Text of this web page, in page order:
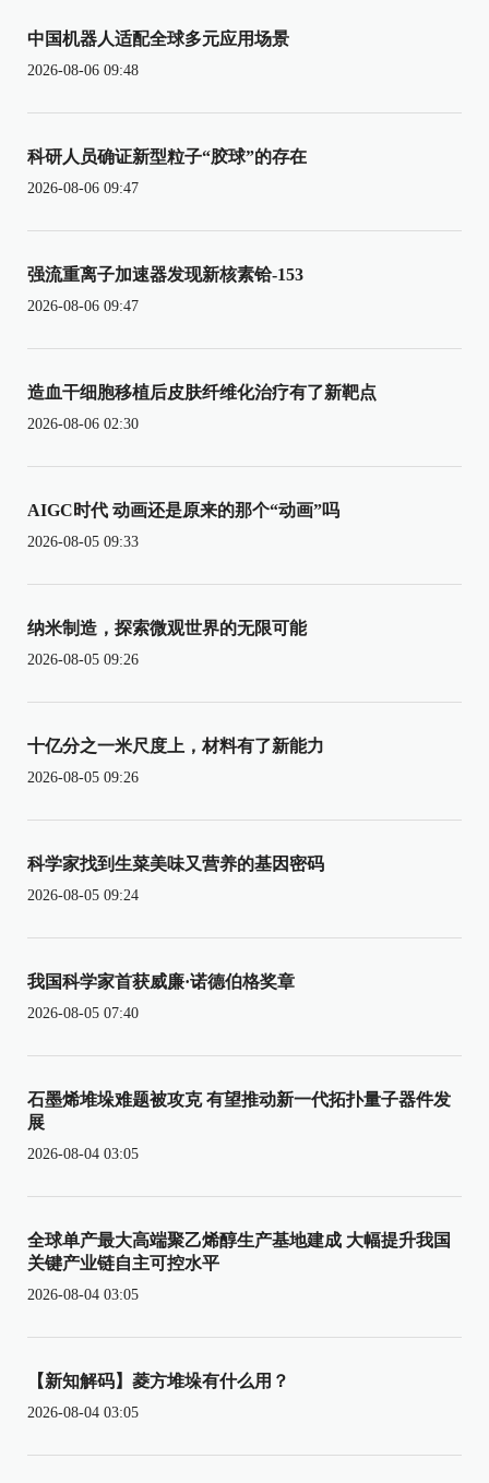
中国机器人适配全球多元应用场景
2026-08-06 09:48
科研人员确证新型粒子“胶球”的存在
2026-08-06 09:47
强流重离子加速器发现新核素铪-153
2026-08-06 09:47
造血干细胞移植后皮肤纤维化治疗有了新靶点
2026-08-06 02:30
AIGC时代 动画还是原来的那个“动画”吗
2026-08-05 09:33
纳米制造，探索微观世界的无限可能
2026-08-05 09:26
十亿分之一米尺度上，材料有了新能力
2026-08-05 09:26
科学家找到生菜美味又营养的基因密码
2026-08-05 09:24
我国科学家首获威廉·诺德伯格奖章
2026-08-05 07:40
石墨烯堆垛难题被攻克 有望推动新一代拓扑量子器件发
展
2026-08-04 03:05
全球单产最大高端聚乙烯醇生产基地建成 大幅提升我国
关键产业链自主可控水平
2026-08-04 03:05
【新知解码】菱方堆垛有什么用？
2026-08-04 03:05